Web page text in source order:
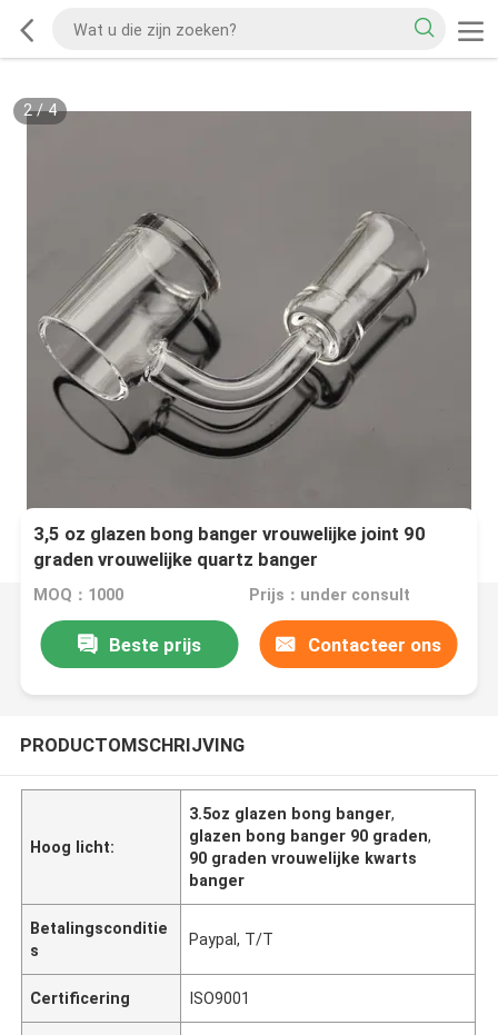
2/4
3,5 oz glazen bong banger vrouwelijke joint 90
graden vrouwelijke quartz banger
MOQ：1000 Prijs：under consult
Beste prijs Contacteer ons
PRODUCTOMSCHRIJVING
Hoog licht:
3.5oz glazen bong banger,
glazen bong banger 90 graden,
90 graden vrouwelijke kwarts
banger
Betalingsconditie
s
Paypal, T/T
Certificering ISO9001